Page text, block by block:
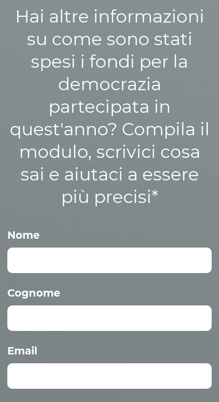
Hai altre informazioni
su come sono stati
spesi i fondi per la
democrazia
partecipata in
quest'anno? Compila il
modulo, scrivici cosa
sai e aiutaci a essere
più precisi*
Nome
Cognome
Email